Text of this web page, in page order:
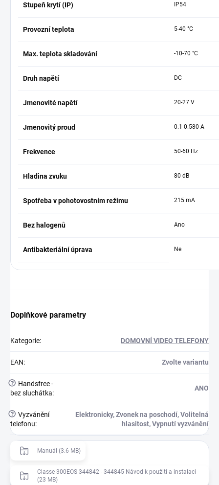
Stupeň krytí (IP) IP54
Provozní teplota 5-40 °C
Max. teplota skladování -10-70 °C
Druh napětí DC
Jmenovité napětí 20-27 V
Jmenovitý proud 0.1-0.580 A
Frekvence 50-60 Hz
Hladina zvuku 80 dB
Spotřeba v pohotovostním režimu 215 mA
Bez halogenů Ano
Antibakteriální úprava Ne
Doplňkové parametry
Kategorie: DOMOVNÍ VIDEO TELEFONY
EAN: Zvolte variantu
?
Handsfree -
bez sluchátka:
ANO
? Vyzvánění
telefonu:
Elektronicky, Zvonek na poschodí, Volitelná
hlasitost, Vypnutí vyzvánění
Manuál (3.6 MB)
Classe 300EOS 344842 - 344845 Návod k použití a instalaci
(23 MB)